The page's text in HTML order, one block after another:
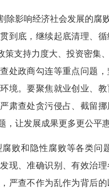
除影响经济社会发展的腐
到底，继续起底清理、
策支持力度大、投资密集
处政商勾连等重点问题
境。要聚焦就业创业、
肃查处贪污侵占、截留
让发展成果更多更公平
败和隐性腐败等各类问
现、准确识别、有效治
严查不作为乱作为背后